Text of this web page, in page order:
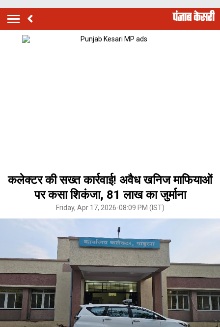
कलेक्टर की सख्त कार्रवाई! अवैध खनिज माफियाओं
पर कसा शिकंजा, 81 लाख का जुर्माना
Friday, Apr 17, 2026-08:09 PM (IST)